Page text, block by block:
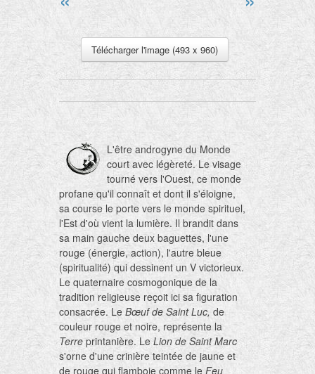
Télécharger l'image (493 x 960)
L'être androgyne du Monde
court avec légèreté. Le visage
tourné vers l'Ouest, ce monde
profane qu'il connaît et dont il s'éloigne,
sa course le porte vers le monde spirituel,
l'Est d'où vient la lumière. Il brandit dans
sa main gauche deux baguettes, l'une
rouge (énergie, action), l'autre bleue
(spiritualité) qui dessinent un V victorieux.
Le quaternaire cosmogonique de la
tradition religieuse reçoit ici sa figuration
consacrée. Le Bœuf de Saint Luc, de
couleur rouge et noire, représente la
Terreprintanière. LeLion de Saint Marc
s'orne d'une crinière teintée de jaune et
de rouge qui flamboie comme le Feu